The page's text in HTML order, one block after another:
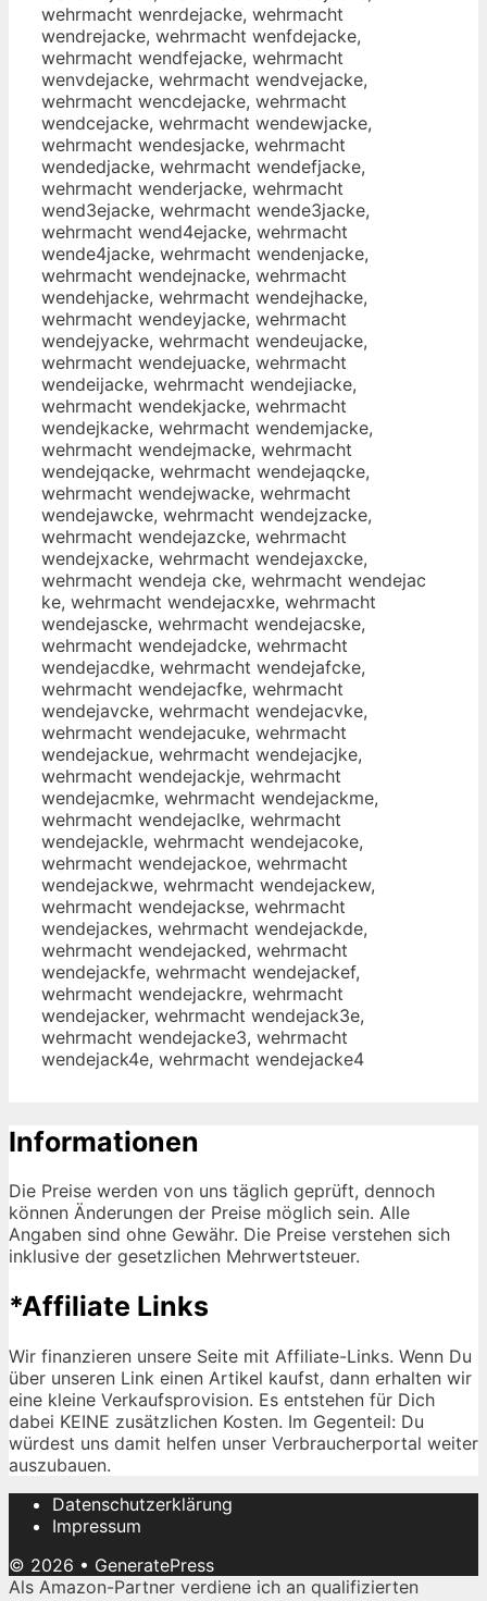
wehrmacht wenrdejacke, wehrmacht
wendrejacke, wehrmacht wenfdejacke,
wehrmacht wendfejacke, wehrmacht
wenvdejacke, wehrmacht wendvejacke,
wehrmacht wencdejacke, wehrmacht
wendcejacke, wehrmacht wendewjacke,
wehrmacht wendesjacke, wehrmacht
wendedjacke, wehrmacht wendefjacke,
wehrmacht wenderjacke, wehrmacht
wend3ejacke, wehrmacht wende3jacke,
wehrmacht wend4ejacke, wehrmacht
wende4jacke, wehrmacht wendenjacke,
wehrmacht wendejnacke, wehrmacht
wendehjacke, wehrmacht wendejhacke,
wehrmacht wendeyjacke, wehrmacht
wendejyacke, wehrmacht wendeujacke,
wehrmacht wendejuacke, wehrmacht
wendeijacke, wehrmacht wendejiacke,
wehrmacht wendekjacke, wehrmacht
wendejkacke, wehrmacht wendemjacke,
wehrmacht wendejmacke, wehrmacht
wendejqacke, wehrmacht wendejaqcke,
wehrmacht wendejwacke, wehrmacht
wendejawcke, wehrmacht wendejzacke,
wehrmacht wendejazcke, wehrmacht
wendejxacke, wehrmacht wendejaxcke,
wehrmacht wendeja cke, wehrmacht wendejac
ke, wehrmacht wendejacxke, wehrmacht
wendejascke, wehrmacht wendejacske,
wehrmacht wendejadcke, wehrmacht
wendejacdke, wehrmacht wendejafcke,
wehrmacht wendejacfke, wehrmacht
wendejavcke, wehrmacht wendejacvke,
wehrmacht wendejacuke, wehrmacht
wendejackue, wehrmacht wendejacjke,
wehrmacht wendejackje, wehrmacht
wendejacmke, wehrmacht wendejackme,
wehrmacht wendejaclke, wehrmacht
wendejackle, wehrmacht wendejacoke,
wehrmacht wendejackoe, wehrmacht
wendejackwe, wehrmacht wendejackew,
wehrmacht wendejackse, wehrmacht
wendejackes, wehrmacht wendejackde,
wehrmacht wendejacked, wehrmacht
wendejackfe, wehrmacht wendejackef,
wehrmacht wendejackre, wehrmacht
wendejacker, wehrmacht wendejack3e,
wehrmacht wendejacke3, wehrmacht
wendejack4e, wehrmacht wendejacke4
Informationen
Die Preise werden von uns täglich geprüft, dennoch
können Änderungen der Preise möglich sein. Alle
Angaben sind ohne Gewähr. Die Preise verstehen sich
inklusive der gesetzlichen Mehrwertsteuer.
*Affiliate Links
Wir finanzieren unsere Seite mit Affiliate-Links. Wenn Du
über unseren Link einen Artikel kaufst, dann erhalten wir
eine kleine Verkaufsprovision. Es entstehen für Dich
dabei KEINE zusätzlichen Kosten. Im Gegenteil: Du
würdest uns damit helfen unser Verbraucherportal weiter
auszubauen.
Datenschutzerklärung
Impressum
© 2026 • GeneratePress
Als Amazon-Partner verdiene ich an qualifizierten